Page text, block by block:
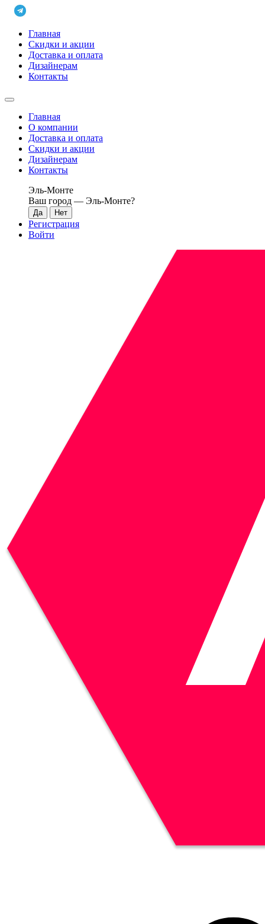
Главная
Скидки и акции
Доставка и оплата
Дизайнерам
Контакты
Главная
О компании
Доставка и оплата
Скидки и акции
Дизайнерам
Контакты
Эль-Монте
Ваш город — Эль-Монте?
Регистрация
Войти